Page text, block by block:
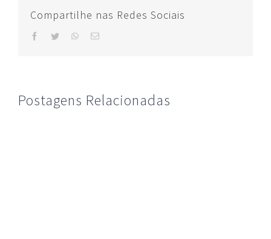
Compartilhe nas Redes Sociais
facebooktwitterwhatsapp
Postagens Relacionadas